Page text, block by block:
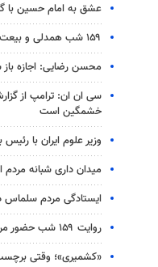
عشق به امام حسین
۱۵۹ شب همدلی و بیعت؛ تداوم حضور مردم تبریز در اجتماع شبانه
محسن رضایی: اجازه
سی ان ان: ترامپ از
خشمگین است
وزیر علوم ایران با
میدان داری شبانه مردم
ایستادگی مردم سلماس در
روایت ۱۵۹ شب حضور مردم در کرج
«کشمیری»؛ وقتی